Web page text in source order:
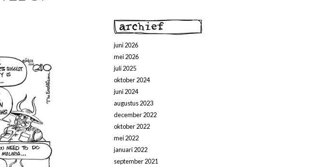
juni 2026
mei 2026
juli 2025
oktober 2024
juni 2024
augustus 2023
december 2022
oktober 2022
mei 2022
januari 2022
september 2021